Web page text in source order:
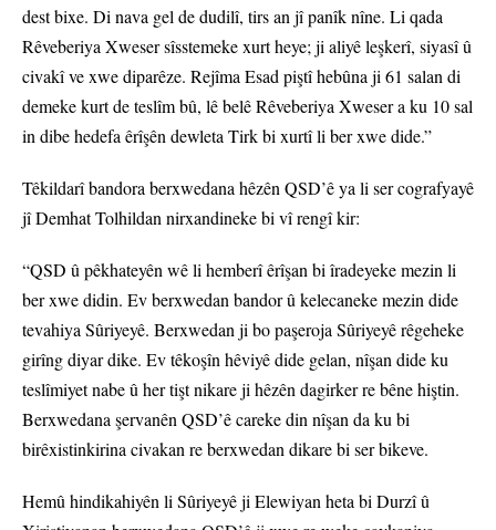
dest bixe. Di nava gel de dudilî, tirs an jî panîk nîne. Li qada
Rêveberiya Xweser sîsstemeke xurt heye; ji aliyê leşkerî, siyasî û
civakî ve xwe diparêze. Rejîma Esad piştî hebûna ji 61 salan di
demeke kurt de teslîm bû, lê belê Rêveberiya Xweser a ku 10 sal
in dibe hedefa êrîşên dewleta Tirk bi xurtî li ber xwe dide.”
Têkildarî bandora berxwedana hêzên QSD’ê ya li ser cografyayê
jî Demhat Tolhildan nirxandineke bi vî rengî kir:
“QSD û pêkhateyên wê li hemberî êrîşan bi îradeyeke mezin li
ber xwe didin. Ev berxwedan bandor û kelecaneke mezin dide
tevahiya Sûriyeyê. Berxwedan ji bo paşeroja Sûriyeyê rêgeheke
girîng diyar dike. Ev têkoşîn hêviyê dide gelan, nîşan dide ku
teslîmiyet nabe û her tişt nikare ji hêzên dagirker re bêne hiştin.
Berxwedana şervanên QSD’ê careke din nîşan da ku bi
birêxistinkirina civakan re berxwedan dikare bi ser bikeve.
Hemû hindikahiyên li Sûriyeyê ji Elewiyan heta bi Durzî û